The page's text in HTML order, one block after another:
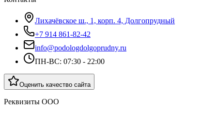
Лихачёвское ш., 1, корп. 4, Долгопрудный
+7 914 861-82-42
info@podologdolgoprudny.ru
ПН-ВС: 07:30 - 22:00
Оценить качество сайта
Реквизиты ООО